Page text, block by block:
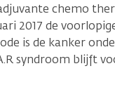
chemo
2017 de
is de kanker
syndroom blijft